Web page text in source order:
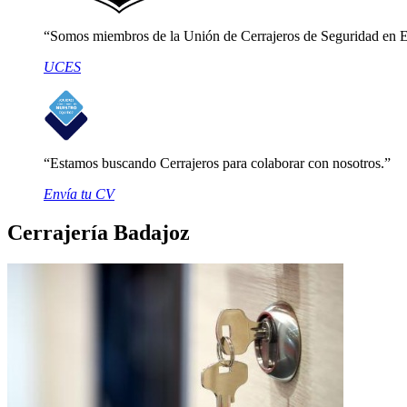
Somos miembros de la Unión de Cerrajeros de Seguridad en
UCES
Estamos buscando Cerrajeros para colaborar con nosotros.
Envía tu CV
Cerrajería Badajoz